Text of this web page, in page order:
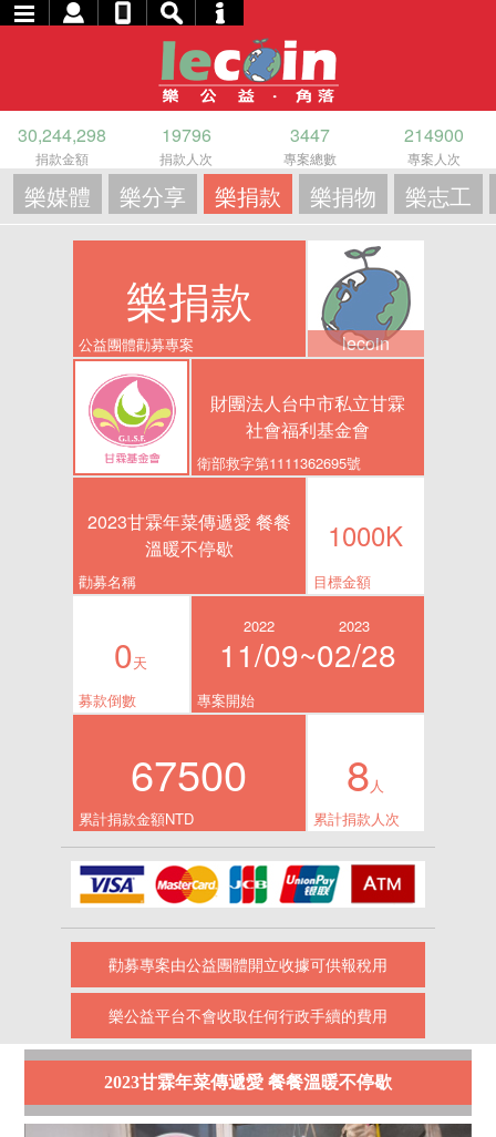
30,244,298
捐款金額
19796
捐款人次
3447
專案總數
214900
專案人次
樂媒體 樂分享 樂捐款 樂捐物 樂志工
樂捐款
公益團體勸募專案 lecoin
財團法人台中市私立甘霖
社會福利基金會
衛部救字第1111362695號
2023甘霖年菜傳遞愛 餐餐
溫暖不停歇
勸募名稱
1000K
目標金額
0天
募款倒數
2022
11/09~
2023
02/28
專案開始
67500
累計捐款金額NTD
8人
累計捐款人次
勸募專案由公益團體開立收據可供報稅用
樂公益平台不會收取任何行政手續的費用
2023甘霖年菜傳遞愛 餐餐溫暖不停歇